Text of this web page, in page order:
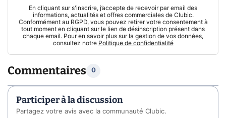
En cliquant sur s'inscrire, j’accepte de recevoir par email des
informations, actualités et offres commerciales de Clubic.
Conformément au RGPD, vous pouvez retirer votre consentement à
tout moment en cliquant sur le lien de désinscription présent dans
chaque email. Pour en savoir plus sur la gestion de vos données,
consultez notre Politique de confidentialité
Commentaires 0
Participer à la discussion
Partagez votre avis avec la communauté Clubic.